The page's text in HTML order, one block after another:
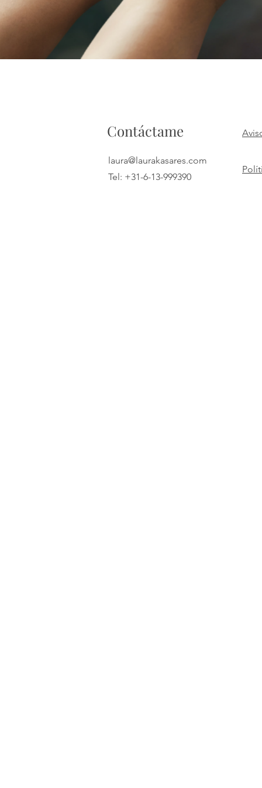
Contáctame
laura@laurakasares.com
Tel: +31-6-13-999390